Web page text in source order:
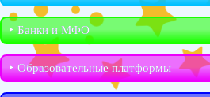
‣︎ Банки и МФО
‣︎ Образовательные платформы